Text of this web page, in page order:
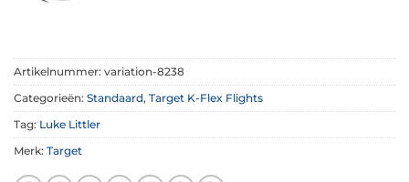
Artikelnummer: variation-8238
Categorieën: Standaard, Target K-Flex Flights
Tag: Luke Littler
Merk: Target